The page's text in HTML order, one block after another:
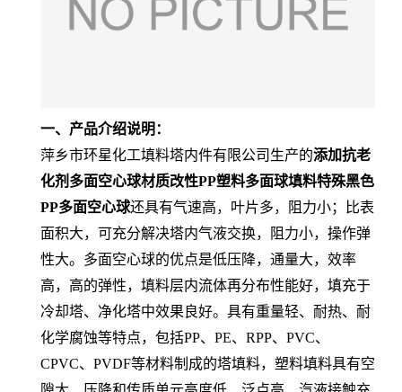
一、产品介绍说明：
萍乡市环星化工填料塔内件有限公司生产的添加抗老
化剂多面空心球材质改性PP塑料多面球填料特殊黑色
PP多面空心球还具有气速高，叶片多，阻力小；比表
面积大，可充分解决塔内气液交换，阻力小，操作弹
性大。多面空心球的优点是低压降，通量大，效率
高，高的弹性，填料层内流体再分布性能好，填充于
冷却塔、净化塔中效果良好。具有重量轻、耐热、耐
化学腐蚀等特点，包括PP、PE、RPP、PVC、
CPVC、PVDF等材料制成的塔填料，塑料填料具有空